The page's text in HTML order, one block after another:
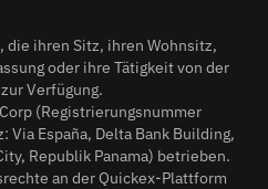
die ihren Sitz, ihren Wohnsitz,
oder ihre Tätigkeit von der
Verfügung.
(Registrierungsnummer
Via España, Delta Bank Building,
Republik Panama) betrieben.
an der Quickex-Plattform